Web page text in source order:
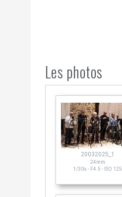
Les photos
20032025_1
24mm
1/30s - F4.5 - ISO 125